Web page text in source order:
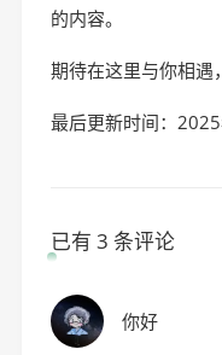
的内容。
期待在这里与你相遇
最后更新时间：
已有 3 条评论
你好